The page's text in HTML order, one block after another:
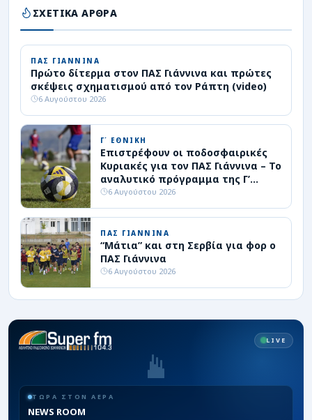
ΣΧΕΤΙΚΑ ΑΡΘΡΑ
ΠΑΣ ΓΙΑΝΝΙΝΑ
Πρώτο δίτερμα στον ΠΑΣ Γιάννινα και πρώτες
σκέψεις σχηματισμού από τον Ράπτη (video)
6 Αυγούστου 2026
Γ΄ ΕΘΝΙΚΗ
Επιστρέφουν οι ποδοσφαιρικές
Κυριακές για τον ΠΑΣ Γιάννινα – Το
αναλυτικό πρόγραμμα της Γ’
Εθνικής
6 Αυγούστου 2026
ΠΑΣ ΓΙΑΝΝΙΝΑ
“Μάτια” και στη Σερβία για φορ ο
ΠΑΣ Γιάννινα
6 Αυγούστου 2026
LIVE
ΤΩΡΑ ΣΤΟΝ ΑΕΡΑ
NEWS ROOM